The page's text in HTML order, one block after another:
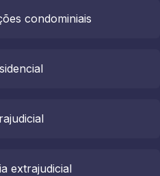
condominiais
extrajudicial